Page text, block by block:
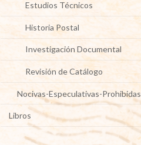
Estudios Técnicos
Historia Postal
Investigación Documental
Revisión de Catálogo
Nocivas-Especulativas-Prohibidas
Libros